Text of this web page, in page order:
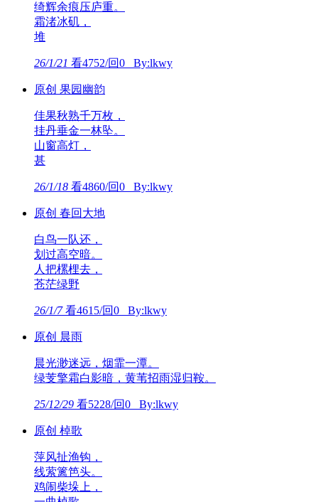
绮辉余痕压庐重。
霜渚冰矶，
堆
26/1/21 看4752/回0 By:lkwy
原创 果园幽韵
佳果秋熟千万枚，
挂丹垂金一林坠。
山窗高灯，
甚
26/1/18 看4860/回0 By:lkwy
原创 春回大地
白鸟一队还，
划过高空暗。
人把樏梩去，
苍茫绿野
26/1/7看4615/回0 By:lkwy
原创 晨雨
晨光渺迷远，烟霏一潭。
绿芰擎霜白影暗，黄苇招雨湿归鞍。
25/12/29 看5228/回0 By:lkwy
原创 棹歌
萍风扯渔钩，
线萦篱笆头。
鸡闹柴垛上，